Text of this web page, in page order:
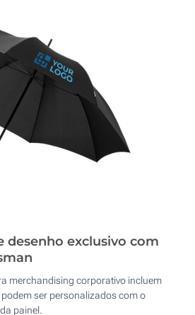
desenho exclusivo com
merchandising corporativo incluem
ser personalizados com o
painel.